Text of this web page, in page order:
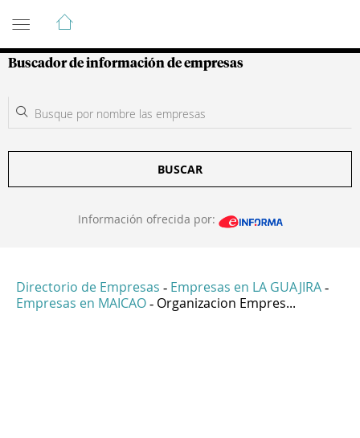
Guía de Empresas Colombianas
Buscador de información de empresas
BUSCAR
Información ofrecida por:
Directorio de Empresas - Empresas en LA GUAJIRA -
Empresas en MAICAO - Organizacion Empres...